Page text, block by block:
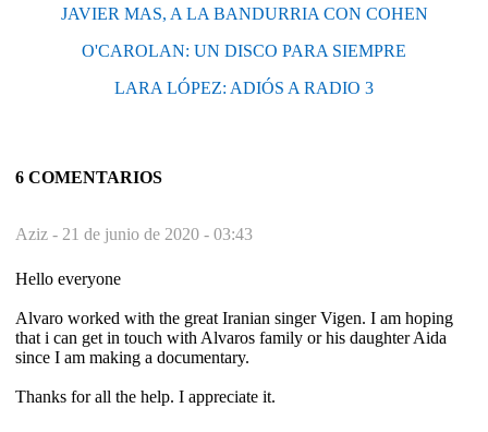
JAVIER MAS, A LA BANDURRIA CON COHEN
O'CAROLAN: UN DISCO PARA SIEMPRE
LARA LÓPEZ: ADIÓS A RADIO 3
6 COMENTARIOS
Aziz - 21 de junio de 2020 - 03:43
Hello everyone
Alvaro worked with the great Iranian singer Vigen. I am hoping
that i can get in touch with Alvaros family or his daughter Aida
since I am making a documentary.
Thanks for all the help. I appreciate it.